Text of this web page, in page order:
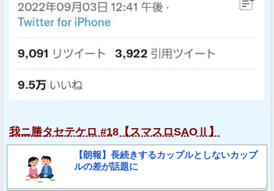
我ニ勝タセテケロ #18【スマスロSAOⅡ】
【朗報】長続きするカップルとしないカップ
ルの差が話題に